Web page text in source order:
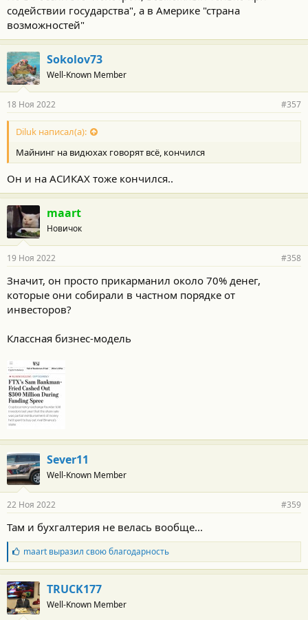
содействии государства", а в Америке "страна
возможностей"
Sokolov73
Well-Known Member
18 Ноя 2022 #357
Diluk написал(а):
Майнинг на видюхах говорят всё, кончился
Он и на АСИКАХ тоже кончился..
maart
Новичок
19 Ноя 2022 #358
Значит, он просто прикарманил около 70% денег,
которые они собирали в частном порядке от
инвесторов?
Классная бизнес-модель
Sever11
Well-Known Member
22 Ноя 2022 #359
Там и бухгалтерия не велась вообще...
Б
л
а
г
о
д
а
maartвыразил свою благодарность
TRUCK177
Well-Known Member